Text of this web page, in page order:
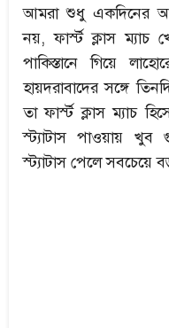
আমরা শুধু একদিনের
নয়, ফার্স্ট ক্লাস
পাকিস্তানে গিয়ে
হায়দরাবাদের সঙ্গে
তা ফার্স্ট ক্লাস ম্যাচ
স্ট্যাটাস পাওয়ায় খুব
স্ট্যাটাস পেলে সবচেয়ে